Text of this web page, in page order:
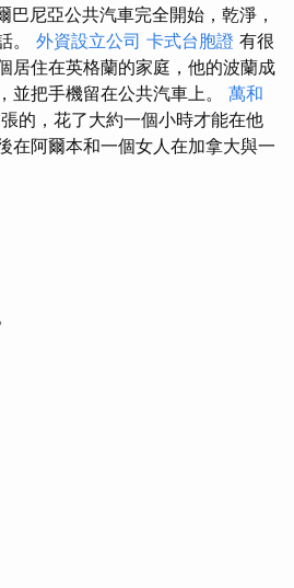
巴尼亞公共汽車完全開始，乾淨，
。 外資設立公司 卡式台胞證 有很
居住在英格蘭的家庭，他的波蘭成
並把手機留在公共汽車上。 萬和
的，花了大約一個小時才能在他
在阿爾本和一個女人在加拿大與一